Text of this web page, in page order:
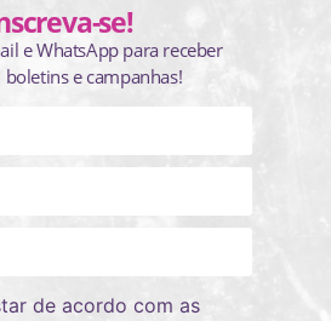
se!
e WhatsApp para receber
boletins e campanhas!
de acordo com as